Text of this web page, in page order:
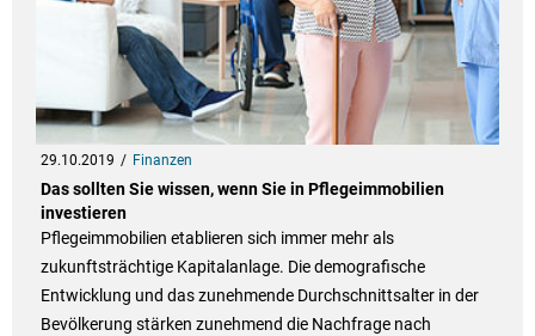
29.10.2019 Finanzen
Das sollten Sie wissen, wenn Sie in Pflegeimmobilien
investieren
Pflegeimmobilien etablieren sich immer mehr als
zukunftsträchtige Kapitalanlage. Die demografische
Entwicklung und das zunehmende Durchschnittsalter in der
Bevölkerung stärken zunehmend die Nachfrage nach